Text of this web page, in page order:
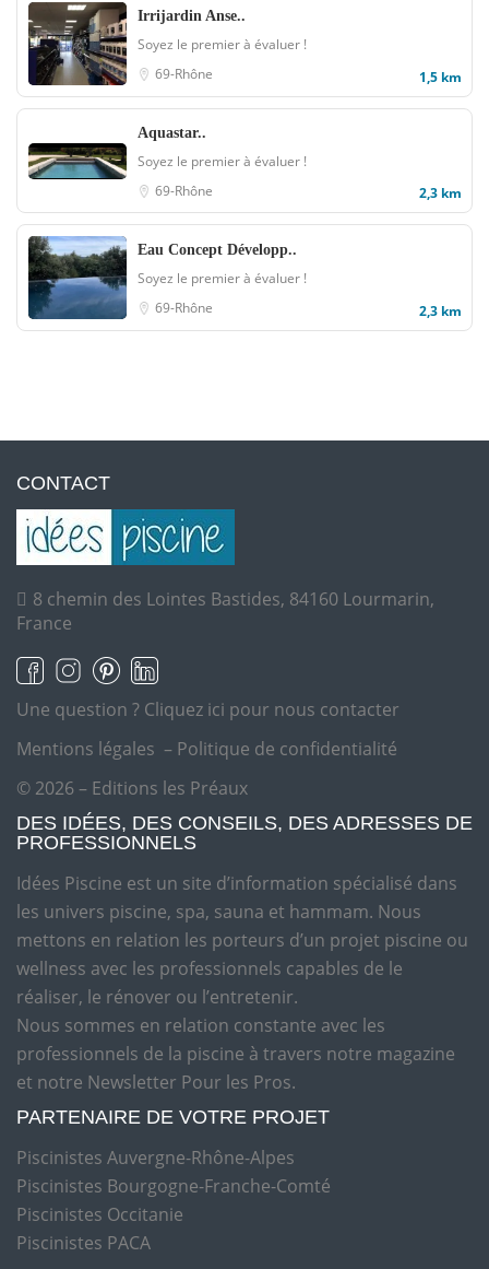
Irrijardin Anse..
Soyez le premier à évaluer !
69-Rhône
1,5 km
Aquastar..
Soyez le premier à évaluer !
69-Rhône
2,3 km
Eau Concept Développ..
Soyez le premier à évaluer !
69-Rhône
2,3 km
CONTACT
8 chemin des Lointes Bastides, 84160 Lourmarin,
France
Une question ? Cliquez ici pour nous contacter
Mentions légales – Politique de confidentialité
© 2026 – Editions les Préaux
DES IDÉES, DES CONSEILS, DES ADRESSES DE
PROFESSIONNELS
Idées Piscine est un site d’information spécialisé dans
les univers piscine, spa, sauna et hammam. Nous
mettons en relation les porteurs d’un projet piscine ou
wellness avec les professionnels capables de le
réaliser, le rénover ou l’entretenir.
Nous sommes en relation constante avec les
professionnels de la piscine à travers notre magazine
et notre Newsletter Pour les Pros.
PARTENAIRE DE VOTRE PROJET
Piscinistes Auvergne-Rhône-Alpes
Piscinistes Bourgogne-Franche-Comté
Piscinistes Occitanie
Piscinistes PACA